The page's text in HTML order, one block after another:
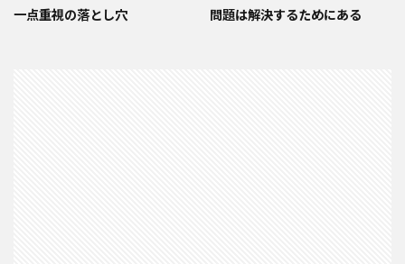
一点重視の落とし穴 問題は解決するためにある